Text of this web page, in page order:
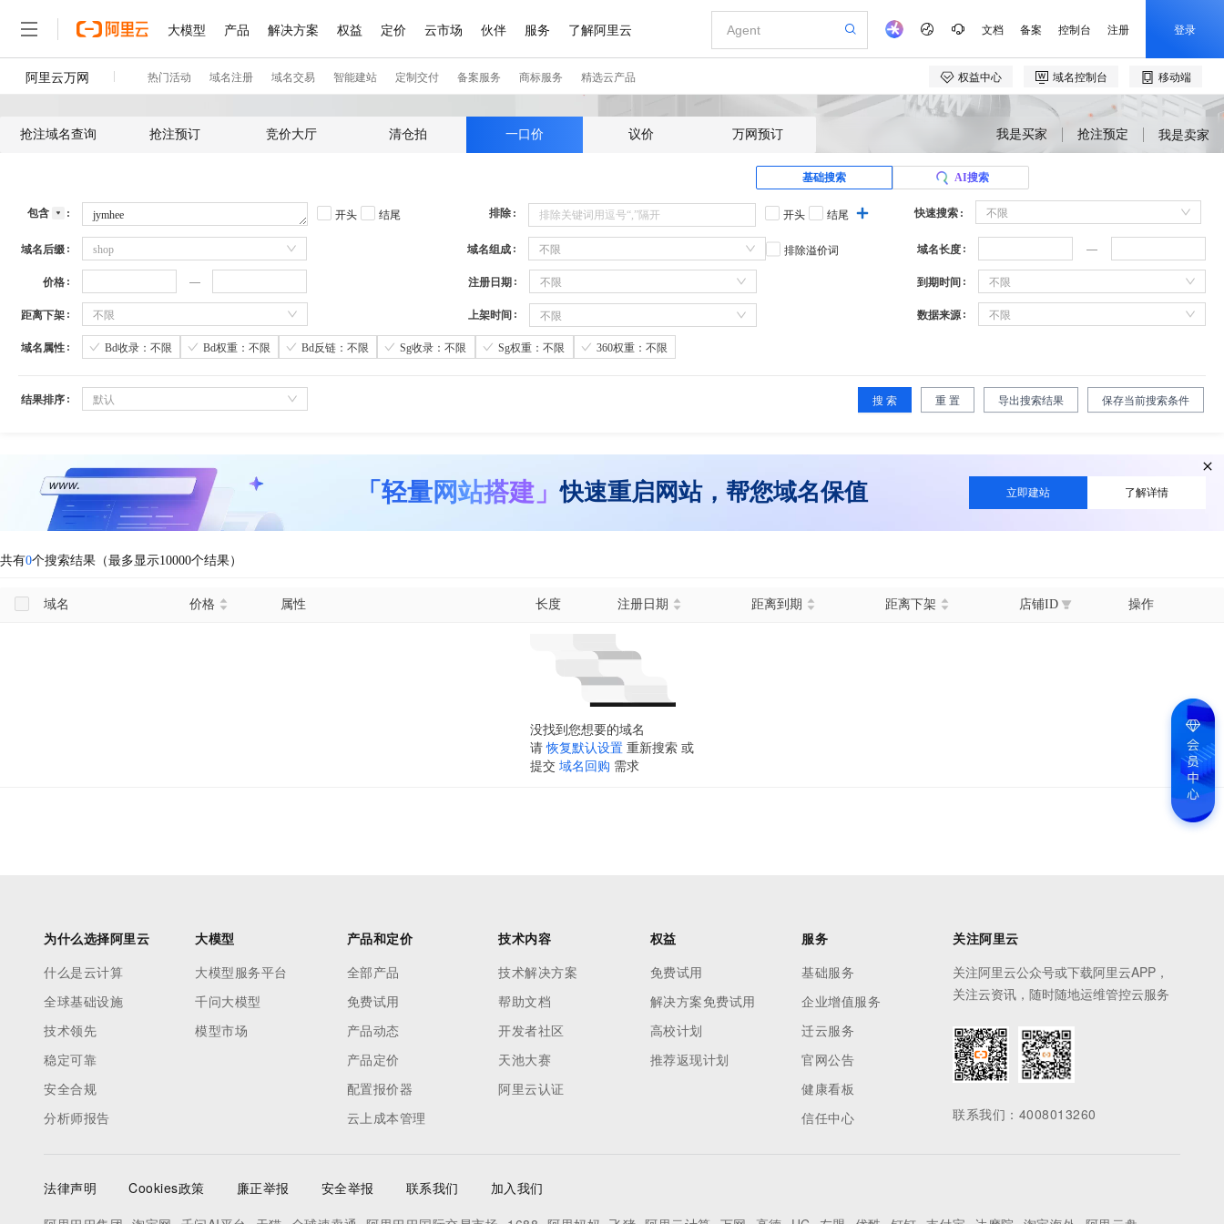
抢注域名查询 抢注预订 竞价大厅 清仓拍 一口价 议价 万网预订 我是买家 抢注预定 我是卖家
基础搜索 AI搜索
包含 开头 结尾 排除 开头 结尾 快速搜索 不限
域名后缀 shop 域名组成 不限 排除溢价词 域名长度
价格 注册日期 不限 到期时间 不限
距离下架 不限 上架时间 不限 数据来源 不限
域名属性 Bd收录：不限 Bd权重：不限 Bd反链：不限 Sg收录：不限 Sg权重：不限 360权重：不限
结果排序 默认 搜 索 重 置 导出搜索结果 保存当前搜索条件
「轻量网站搭建」快速重启网站，帮您域名保值 立即建站 了解详情
共有0个搜索结果（最多显示10000个结果）
域名 价格 属性 长度 注册日期 距离到期 距离下架 店铺ID 操作
没找到您想要的域名
请 恢复默认设置 重新搜索 或
提交 域名回购 需求